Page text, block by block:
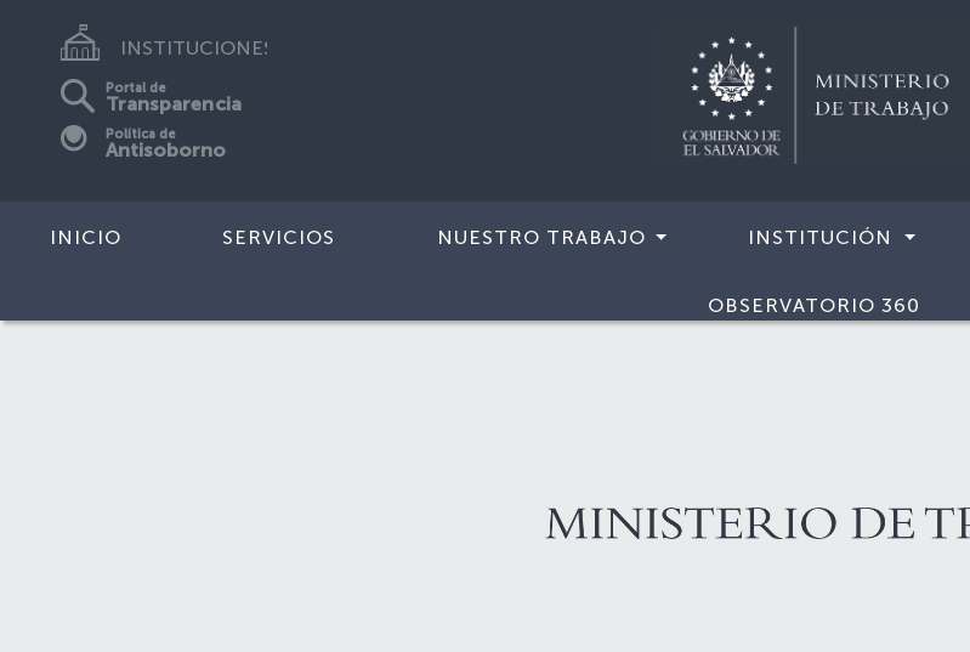
INSTITUCIONES
Portal de
Transparencia
Política de
Antisoborno
INICIO SERVICIOS NUESTRO TRABAJO INSTITUCIÓN
OBSERVATORIO 360